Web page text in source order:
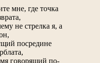
мне, где точка
не стрелка я, а
посредине
говорящий по-